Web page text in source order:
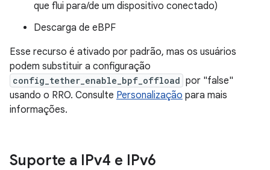
que flui para/de um dispositivo conectado)
Descarga de eBPF
Esse recurso é ativado por padrão, mas os usuários
podem substituir a configuração
config_tether_enable_bpf_offload por "false"
usando o RRO. Consulte Personalização para mais
informações.
Suporte a IPv4 e IPv6